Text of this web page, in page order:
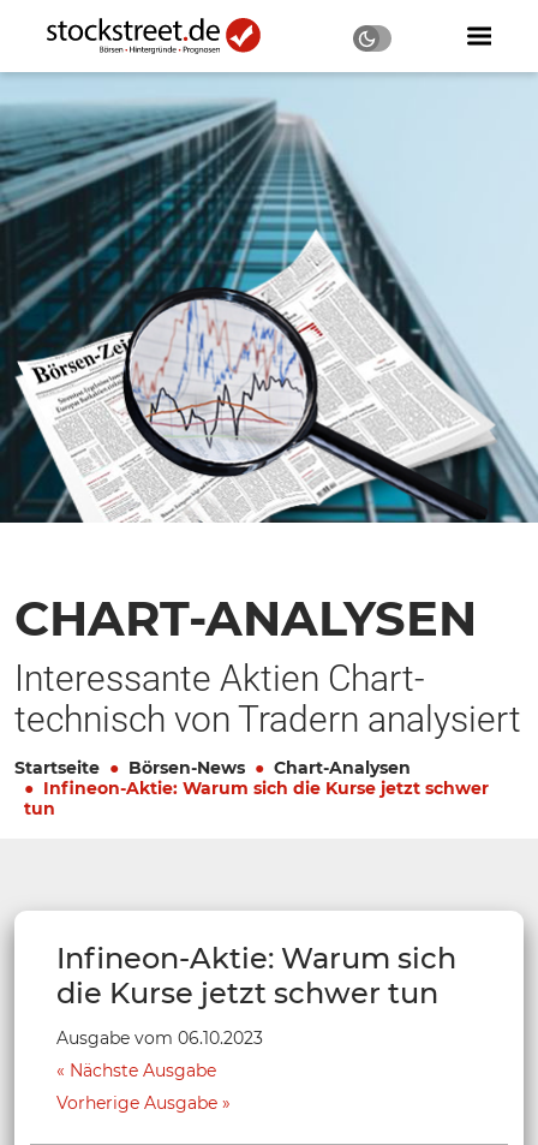
CHART-ANALYSEN
Interessante Aktien Chart-
technisch von Tradern analysiert
Startseite Börsen-News
Chart-Analysen
Infineon-Aktie: Warum sich die Kurse jetzt schwer
tun
Infineon-Aktie: Warum sich
die Kurse jetzt schwer tun
Ausgabe vom 06.10.2023
Nächste Ausgabe
Vorherige Ausgabe